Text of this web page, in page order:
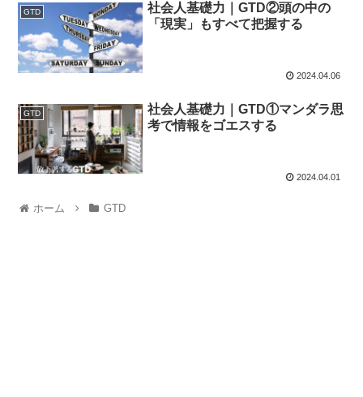
GTD
社会人基礎力｜GTD②頭の中の
「現実」もすべて把握する
2024.04.06
GTD
社会人基礎力｜GTD①マンダラ思
考で情報をゴエスする
2024.04.01
ホーム GTD